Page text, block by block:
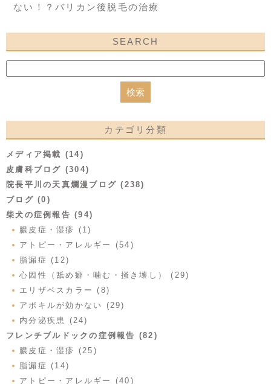
ない！？バリカン後脱毛の治療
SEARCH
カテゴリ分類
メディア掲載 (14)
皮膚科ブログ (304)
院長平川の天真爛漫ブログ (238)
ブログ (0)
柴犬の症例報告 (94)
膿皮症・湿疹 (1)
アトピー・アレルギー (54)
脂漏症 (12)
心因性（舐め癖・噛む・掻き壊し） (29)
エリザベスカラー (8)
アポキルが効かない (29)
内分泌疾患 (24)
フレンチブルドックの症例報告 (82)
膿皮症・湿疹 (25)
脂漏症 (14)
アトピー・アレルギー (40)